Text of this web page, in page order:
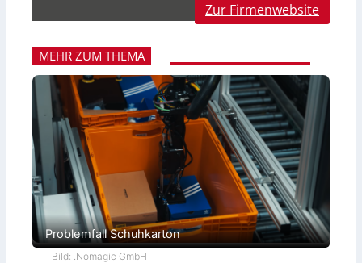
Zur Firmenwebsite
MEHR ZUM THEMA
Problemfall Schuhkarton
Bild: .Nomagic GmbH